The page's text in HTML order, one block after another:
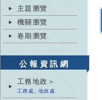
主題瀏覽
機關瀏覽
卷期瀏覽
公報資訊網
工務地政＞
工務處, 地政處